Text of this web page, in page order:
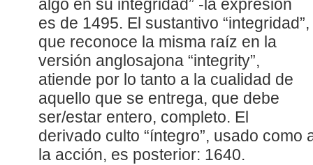
algo en su integridad” -la expresión
es de 1495. El sustantivo “integridad”,
que reconoce la misma raíz en la
versión anglosajona “integrity”,
atiende por lo tanto a la cualidad de
aquello que se entrega, que debe
ser/estar entero, completo. El
derivado culto “íntegro”, usado como
la acción, es posterior: 1640.